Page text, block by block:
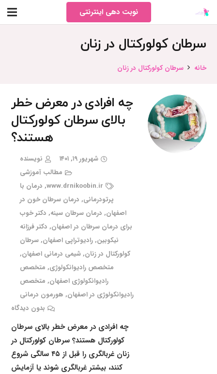
نوبت دهی اینترنتی
سرطان کولورکتال در زنان
خانه سرطان کولورکتال در زنان
چه افرادی در معرض خطر
بالای سرطان کولورکتال
هستند؟
شهریور ۱۹, ۱۴۰۱
نویسنده
مطالب آموزشی
www.drnikoobin.ir
, درمان با
پرتودرمانی, درمان سرطان خون در
اصفهان, درمان سرطان سینه, دکتر خوب
برای درمان سرطان در اصفهان, دکتر فرزانه
نیکوبین,رادیوتراپی اصفهان,سرطان
کولورکتال در زنان,شیمی درمانی اصفهان,
متخصص رادیوانکولوژی, متخصص
رادیوانکولوژی اصفهان, متخصص
رادیوانکولوژی در اصفهان, هورمون درمانی
بدون دیدگاه
چه افرادی در معرض خطر بالای سرطان
کولورکتال هستند؟ سرطان کولورکتال در
زنان غربالگری را قبل از ۴۵ سالگی شروع
کنند، بیشتر غربالگری شوند یا آزمایش